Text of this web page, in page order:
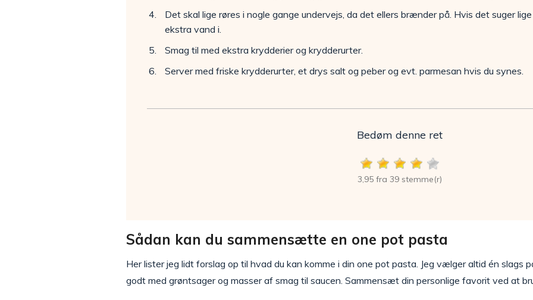
Det skal lige røres i nogle gange undervejs, da det ellers brænder på. Hvis det suger
ekstra vand i.
Smag til med ekstra krydderier og krydderurter.
Server med friske krydderurter, et drys salt og peber og evt. parmesan hvis du synes.
Bedøm denne ret
3,95 fra 39 stemme(r)
Sådan kan du sammensætte en one pot pasta
Her lister jeg lidt forslag op til hvad du kan komme i din one pot pasta. Jeg vælger altid én slags
godt med grøntsager og masser af smag til saucen. Sammensæt din personlige favorit ved at